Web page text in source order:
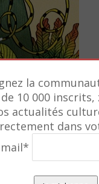
qui font
la
de 10 000 inscrits,
actualités
dans